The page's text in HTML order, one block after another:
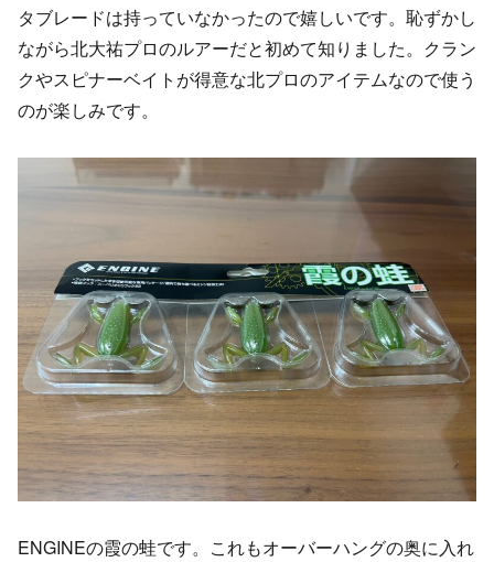
タブレードは持っていなかったので嬉しいです。恥ずかし
ながら北大祐プロのルアーだと初めて知りました。クラン
クやスピナーベイトが得意な北プロのアイテムなので使う
のが楽しみです。
ENGINEの霞の蛙です。これもオーバーハングの奥に入れ